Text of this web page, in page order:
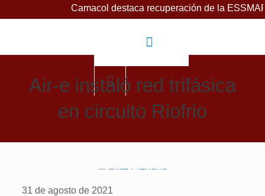
Camacol destaca recuperación de la ESSMAR, bajo
Air-e instaló red trifásica
en circuito Riofrio
31 de agosto de 2021